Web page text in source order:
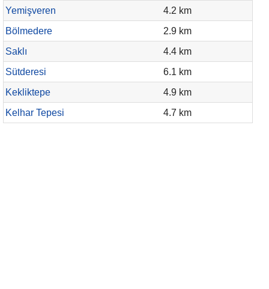
Yemişveren
4.2 km
Bölmedere
2.9 km
Saklı
4.4 km
Sütderesi
6.1 km
Kekliktepe
4.9 km
Kelhar Tepesi
4.7 km